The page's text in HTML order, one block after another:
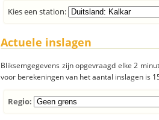
Kies een station:
Actuele inslagen
Bliksemgegevens zijn opgevraagd elke 2
voor berekeningen van het aantal inslagen is
Regio: